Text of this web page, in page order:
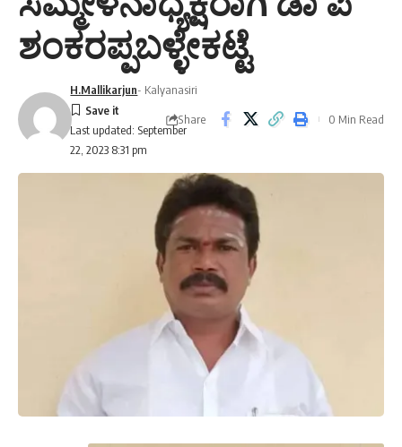
ಶಂಕರಪ್ಪಬಳ್ಳೇಕಟ್ಟೆ
Last updated: September
22, 2023 8:31 pm
H.Mallikarjun- Kalyanasiri
Share 0 Min Read